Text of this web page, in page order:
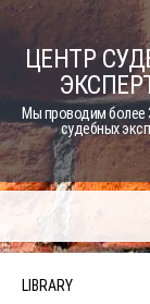
Skip
contentЦЕНТР
Мы проводим более
судебных
LIBRARY